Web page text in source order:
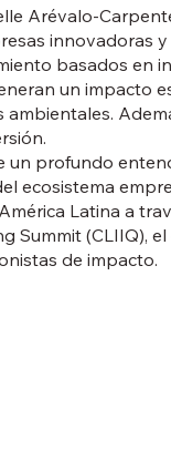
Arévalo-
innovadoras
basados en
un impacto
ambientales.
un profundo
ecosistema
Latina a
Summit (CLIIQ),
de impacto.